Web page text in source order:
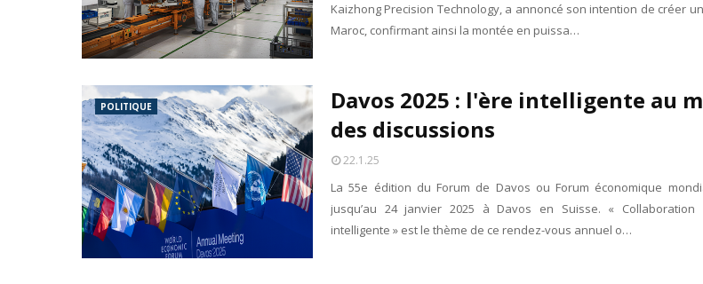
Tsirisoa Edition-Jul 15 2026
Jeux vidéo : Supercell parie sur
Intelligence artificielle : le "Sud
Unknown -
Jul 06 2026
Chine : des investissements à
Economie hôtelière : la
Pays du Golfe : nouveau
Unknown-Jun 22 2026
Neutralité carbone : les "Iles
Kaizhong Precision Technology, a annoncé son intention de créer
Maroc, confirmant ainsi la montée en puissa…
POLITIQUE
Davos 2025 : l'ère intelligente au
des discussions
22.1.25
La 55e édition du Forum de Davos ou Forum économique
jusqu’au 24 janvier 2025 à Davos en Suisse. « Collaboration
intelligente » est le thème de ce rendez-vous annuel o…